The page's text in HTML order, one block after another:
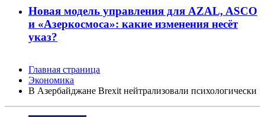
Новая модель управления для AZAL, ASCO
и «Азеркосмоса»: какие изменения несёт
указ?
Главная страница
Экономика
В Азербайджане Brexit нейтрализовали психологически